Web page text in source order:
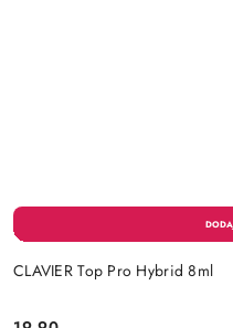
CLAVIER Top Pro Hybrid 8ml